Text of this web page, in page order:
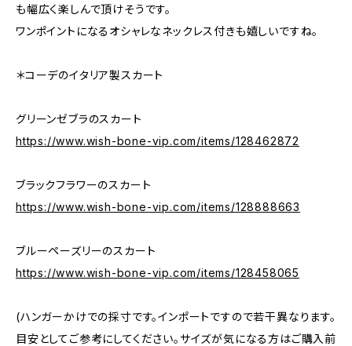
も幅広く楽しんで頂けそうです。
ワンポイントになるオシャレなネックレス付きも嬉しいですね。
＊コーデのイタリア製スカート
グリーンゼブラのスカート
https://www.wish-bone-vip.com/items/128462872
ブラックフラワーのスカート
https://www.wish-bone-vip.com/items/128888663
ブルーペーズリーのスカート
https://www.wish-bone-vip.com/items/128458065
(ハンガーかけでの採寸です。インポートですので若干異なります。
目安としてご参考にしてください。サイズが気になる方はご購入前